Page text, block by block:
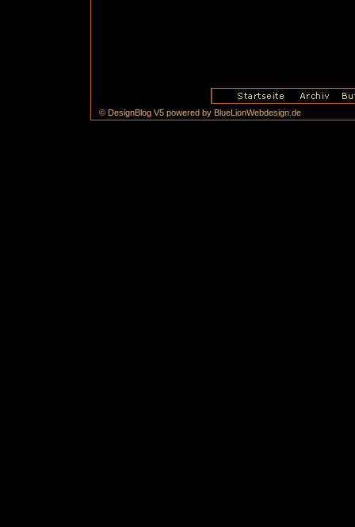
© DesignBlog V5 powered by BlueLionWebdesign.de